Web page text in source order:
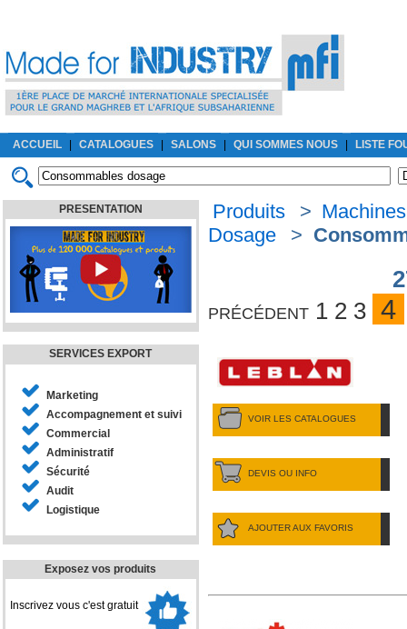
ACCUEIL CATALOGUES SALONS QUI SOMMES NOUS LISTE
PRESENTATION
SERVICES EXPORT
Marketing
Accompagnement et suivi
Commercial
Administratif
Sécurité
Audit
Logistique
Exposez vos produits
Inscrivez vous c'est gratuit
Produits >
Dosage
>
précédent 1 2 3 4
VOIR LES CATALOGUES
DEVIS OU INFO
AJOUTER AUX FAVORIS